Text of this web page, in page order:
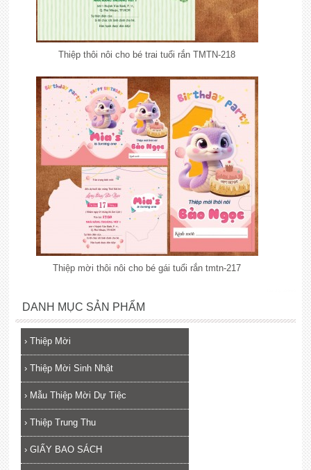
Thiệp thôi nôi cho bé trai tuổi rắn TMTN-218
Thiệp mời thôi nôi cho bé gái tuổi rắn tmtn-217
DANH MỤC SẢN PHẨM
› Thiệp Mời
› Thiệp Mời Sinh Nhật
› Mẫu Thiệp Mời Dự Tiệc
› Thiệp Trung Thu
› GIẤY BAO SÁCH